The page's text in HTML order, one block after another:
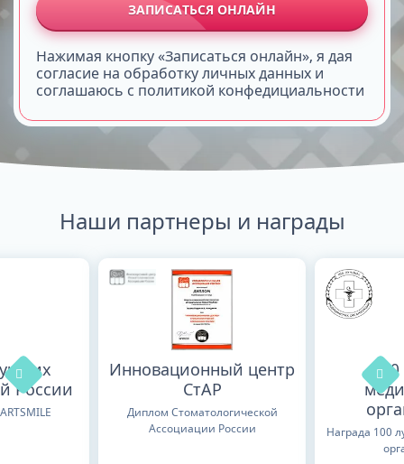
ЗАПИСАТЬСЯ ОНЛАЙН
Нажимая кнопку «Записаться онлайн», я дая
согласие на обработку личных данных и
соглашаюсь с политикой конфедициальности
Наши партнеры и награды
России
Инновационный центр
СтАР
Диплом Стоматологической
Ассоциации России
Награда 100